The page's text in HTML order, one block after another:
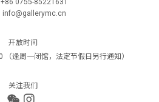
0755-85221631
info@gallerymc.cn
开放时间
逢周一闭馆，法定节假日另行通知）
关注我们